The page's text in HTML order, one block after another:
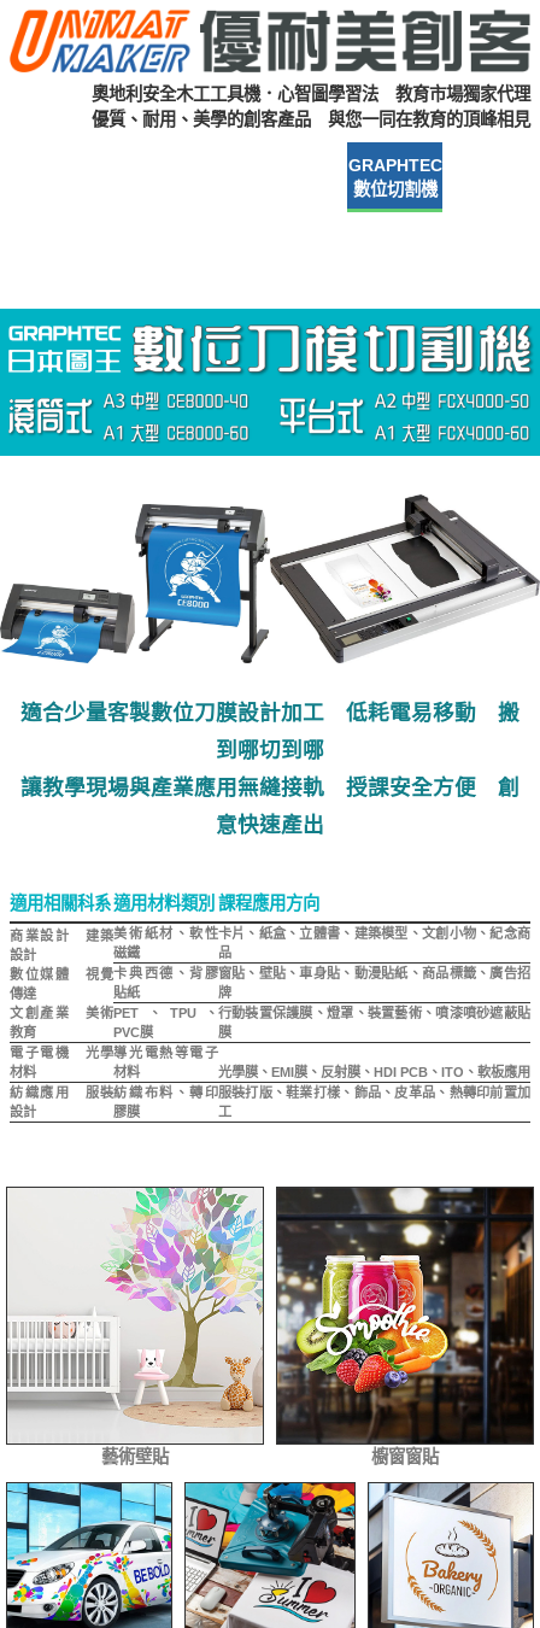
奧地利安全木工工具機．心智圖學習法 教育市場獨家代理
優質、耐用、美學的創客產品 與您一同在教育的頂峰相見
GRAPHTEC
數位切割機
適合少量客製數位刀膜設計加工 低耗電易移動 搬
到哪切到哪
讓教學現場與產業應用無縫接軌 授課安全方便 創
意快速產出
適用相關科系適用材料類別 課程應用方向
商業設計 建築
設計
數位媒體 視覺
傳達
文創產業 美術
教育
美術紙材、軟性
磁鐵
卡典西德、背膠
貼紙
PET、TPU、
PVC膜
卡片、紙盒、立體書、建築模型、文創小物、紀念商
品
窗貼、壁貼、車身貼、動漫貼紙、商品標籤、廣告招
牌
行動裝置保護膜、燈罩、裝置藝術、噴漆噴砂遮蔽貼
膜
電子電機 光學
材料
導光電熱等電子
材料
光學膜、EMI膜、反射膜、HDI PCB、ITO、軟板應用
紡織應用 服裝
設計
紡織布料、轉印
膠膜
服裝打版、鞋業打樣、飾品、皮革品、熱轉印前置加
工
藝術壁貼 櫥窗窗貼